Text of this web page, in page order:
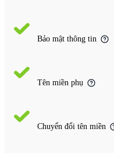
Bảo mật thông tin
Tên miền phụ
Chuyển đổi tên miền